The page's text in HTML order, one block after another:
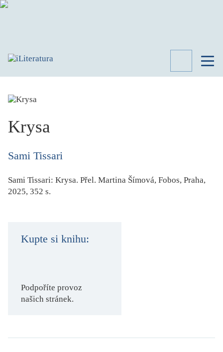
KATEGORIE
STUDIE
Krysa
Sami Tissari
Sami Tissari: Krysa. Přel. Martina Šímová, Fobos, Praha,
2025, 352 s.
Kupte si knihu:
Podpoříte provoz
našich stránek.